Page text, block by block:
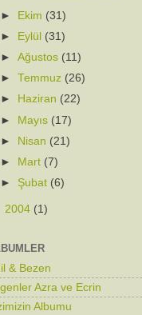
► Ekim (31)
►
Eylül (31)
►Ağustos (11)
►Temmuz (26)
►
Haziran (22)
► Mayıs (17)
► Nisan (21)
►
Mart (7)
► Şubat (6)
2004 (1)
& Bezen
Azra ve Ecrin
Albumu